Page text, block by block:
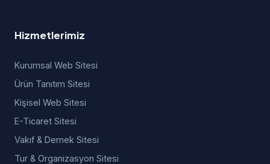
Hizmetlerimiz
Kurumsal Web Sitesi
Ürün Tanıtım Sitesi
Kişisel Web Sitesi
E-Ticaret Sitesi
Vakıf & Dernek Sitesi
Tur & Organizasyon Sitesi